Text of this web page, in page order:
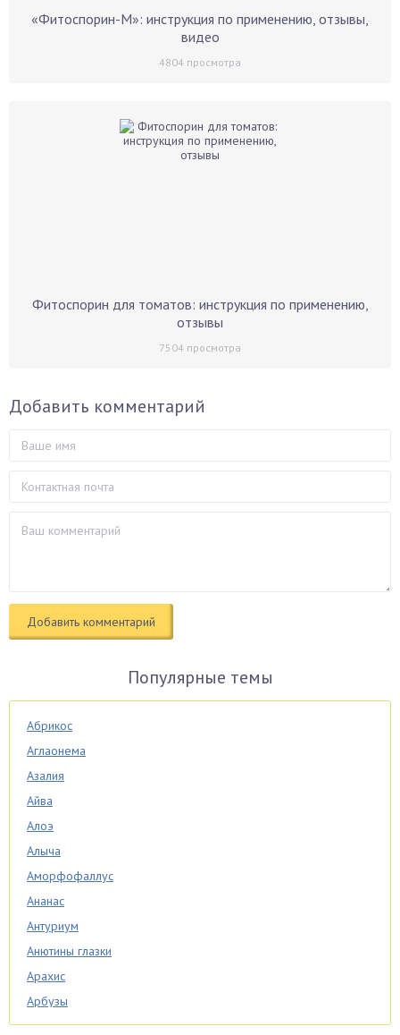
«Фитоспорин-М»: инструкция по применению, отзывы,
видео
4804 просмотра
Фитоспорин для томатов: инструкция по применению,
отзывы
7504 просмотра
Добавить комментарий
Популярные темы
Абрикос
Аглаонема
Азалия
Айва
Алоэ
Алыча
Аморфофаллус
Ананас
Антуриум
Анютины глазки
Арахис
Арбузы
Аспарагус